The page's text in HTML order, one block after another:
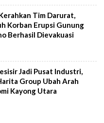
Tim Darurat,
Korban Erupsi Gunung
Berhasil Dievakuasi
Jadi Pusat Industri,
Group Ubah Arah
Kayong Utara